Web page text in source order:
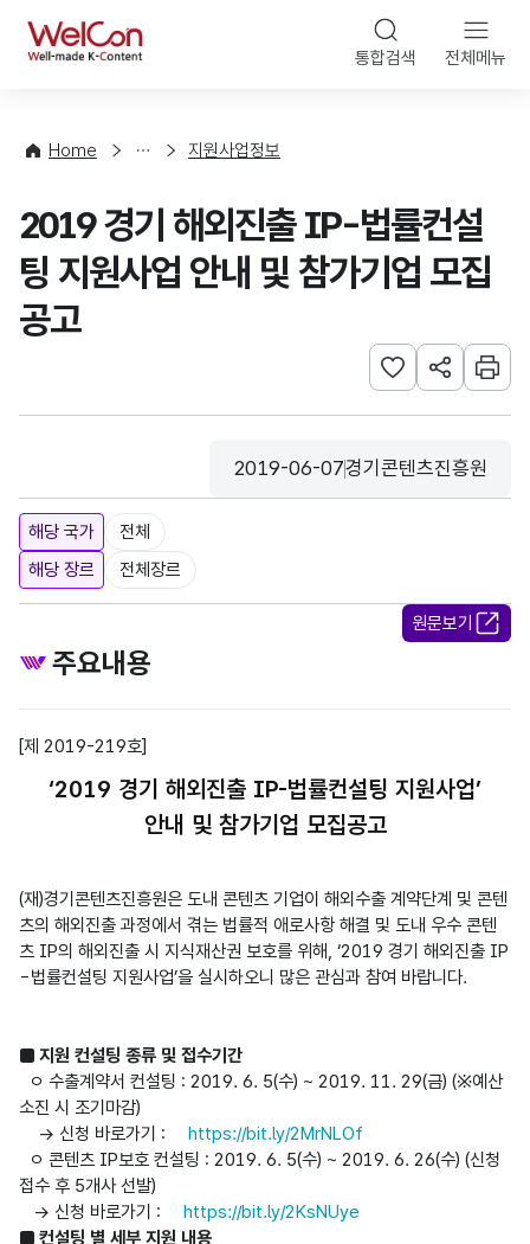
WelCon 통합검색 전체메뉴
Home
사
청
지원사업정보
2019 경기 해외진출 IP-법률컨설
팅 지원사업 안내 및 참가기업 모집
공고
관심사 등록하기
URL 공유하
인쇄
등록일
2019-06-07
수집기관
경기콘텐츠진흥원
해당 국가
전체
해당 장르
전체장르
원문보기
주요내용
[제 2019-219호]
‘2019 경기 해외진출 IP-법률컨설팅 지원사업’
안내 및 참가기업 모집공고
(재)경기콘텐츠진흥원은 도내 콘텐츠 기업이 해외수출 계약단계 및 콘텐
츠의 해외진출 과정에서 겪는 법률적 애로사항 해결 및 도내 우수 콘텐
츠 IP의 해외진출 시 지식재산권 보호를 위해, ‘2019 경기 해외진출 IP
-법률컨설팅 지원사업’을 실시하오니 많은 관심과 참여 바랍니다.
■ 지원 컨설팅 종류 및 접수기간
소진 시 조기마감)
    → 신청 바로가기 :
https://bit.ly/2MrNLOf
접수 후 5개사 선발)
   → 신청 바로가기 :
https://bit.ly/2KsNUye
■ 컨설팅 별 세부 지원 내용